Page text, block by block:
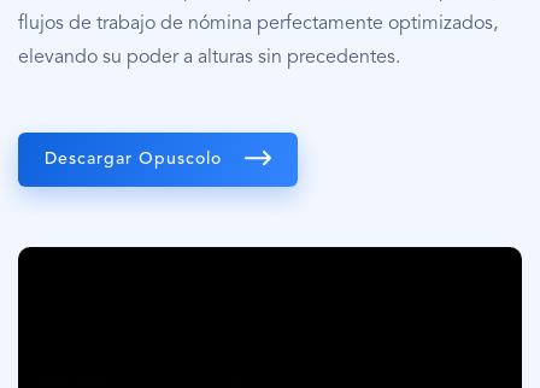
flujos de trabajo de nómina perfectamente optimizados,
elevando su poder a alturas sin precedentes.
Descargar Opuscolo
Imagen